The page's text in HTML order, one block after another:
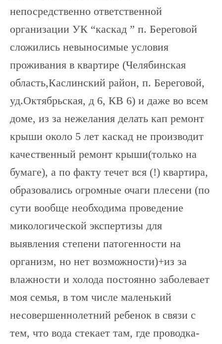
непосредственно ответственной
организации УК “каскад ” п. Береговой
сложились невыносимые условия
проживания в квартире (Челябинская
область,Каслинский район, п. Береговой,
уд.Октябрьская, д 6, КВ 6) и даже во всем
доме, из за нежелания делать кап ремонт
крыши около 5 лет каскад не производит
качественный ремонт крыши(только на
бумаге), а по факту течет вся (!) квартира,
образовались огромные очаги плесени (по
сути вообще необходима проведение
микологической экспертизы для
выявления степени патогенности на
организм, но нет возможности)+из за
влажности и холода постоянно заболевает
моя семья, в том числе маленький
несовершеннолетний ребенок в связи с
тем, что вода стекает там, где проводка-